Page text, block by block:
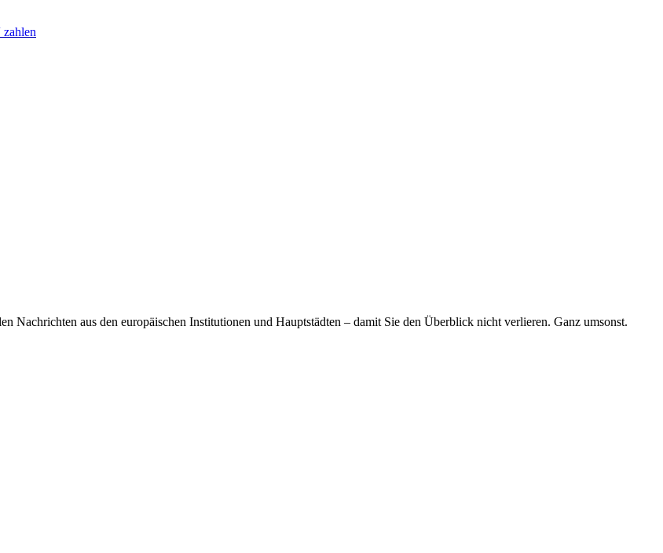
Nachrichten aus den europäischen Institutionen und Hauptstädten – damit Sie den Überblick nicht verlieren. Ganz umsonst.